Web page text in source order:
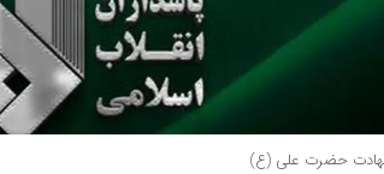
حضرت علی (ع)